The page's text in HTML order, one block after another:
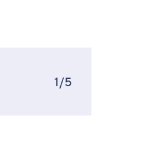
1/5